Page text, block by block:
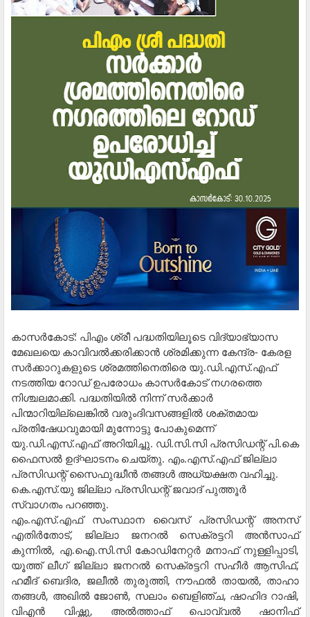
കാസര്‍കോട്: പിഎം ശ്രീ പദ്ധതിയിലൂടെ വിദ്യാഭ്യാസ
മേഖലയെ കാവിവല്‍ക്കരിക്കാന്‍ ശ്രമിക്കുന്ന കേന്ദ്ര- കേരള
സര്‍ക്കാറുകളുടെ ശ്രമത്തിനെതിരെ യു.ഡി.എസ്.എഫ്
നടത്തിയ റോഡ് ഉപരോധം കാസര്‍കോട് നഗരത്തെ
നിശ്ചലമാക്കി. പദ്ധതിയില്‍ നിന്ന് സര്‍ക്കാര്‍
പിന്മാറിയില്ലെങ്കില്‍ വരുംദിവസങ്ങളില്‍ ശക്തമായ
പ്രതിഷേധവുമായി മുന്നോട്ടു പോകുമെന്ന്
യു.ഡി.എസ്.എഫ് അറിയിച്ചു. ഡി.സി.സി പ്രസിഡന്റ് പി.കെ
ഫൈസല്‍ ഉദ്ഘാടനം ചെയ്തു. എം.എസ്.എഫ് ജില്ലാ
പ്രസിഡന്റ് സൈഫുദ്ധീന്‍ തങ്ങള്‍ അധ്യക്ഷത വഹിച്ചു.
കെ.എസ്.യു ജില്ലാ പ്രസിഡന്റ് ജവാദ് പുത്തൂര്‍
സ്വാഗതം പറഞ്ഞു.
എം.എസ്.എഫ് സംസ്ഥാന വൈസ് പ്രസിഡന്റ് അനസ്
എതിര്‍തോട്, ജില്ലാ ജനറല്‍ സെക്രട്ടറി അന്‍സാഫ്
കുന്നില്‍, എ.ഐ.സി.സി കോഡിനേറ്റര്‍ മനാഫ് നുള്ളിപ്പാടി,
യൂത്ത് ലീഗ് ജില്ലാ ജനറല്‍ സെക്രട്ടറി സഹീര്‍ ആസിഫ്,
ഹമീദ് ബെദിര, ജലീല്‍ തുരുത്തി, നൗഫല്‍ തായല്‍, താഹാ
തങ്ങള്‍, അഖില്‍ ജോണ്‍, സലാം ബെളിഞ്ച, ഷാഹിദ റാഷി,
വിഎന്‍ വിഷ്ണു, അല്‍ത്താഫ് പൊവ്വല്‍ ഷാനിഫ്